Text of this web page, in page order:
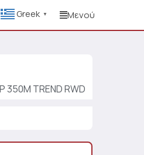
Greek ▼ Μενού
350M TREND RWD